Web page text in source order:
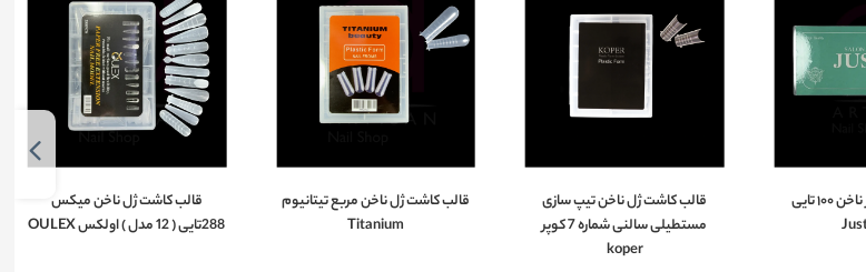
قالب کاشت پودر ناخن ۱۰۰ تایی
قالب کاشت ژل ناخن تیپ سازی
مستطیلی سالنی شماره 7 کوپر
koper
قالب کاشت ژل ناخن مربع تیتانیوم
Titanium
قالب کاشت ژل ناخن میکس
288تایی ( 12 مدل ) اولکس OULEX